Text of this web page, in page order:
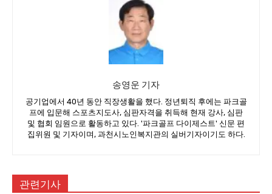
송영운 기자
공기업에서 40년 동안 직장생활을 했다. 정년퇴직 후에는 파크골
프에 입문해 스포츠지도사, 심판자격을 취득해 현재 강사, 심판
및 협회 임원으로 활동하고 있다. '파크골프 다이제스트' 신문 편
집위원 및 기자이며, 과천시노인복지관의 실버기자이기도 하다.
관련기사